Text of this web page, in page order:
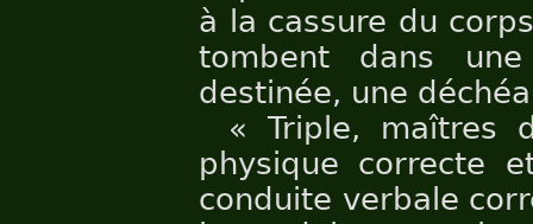
à la cassure du
tombent dans
destinée, une
« Triple, maîtres
physique correcte
conduite verbale